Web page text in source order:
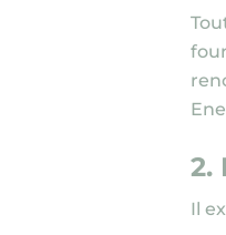
2.
Il